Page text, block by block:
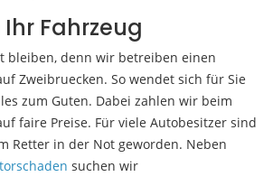
Fahrzeug
bleiben, denn wir betreiben einen
Zweibruecken. So wendet sich für Sie
zum Guten. Dabei zahlen wir beim
faire Preise. Für viele Autobesitzer sind
Retter in der Not geworden. Neben
suchen wir